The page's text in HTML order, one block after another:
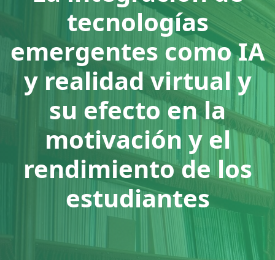
tecnologías
emergentes como IA
y realidad virtual y
su efecto en la
motivación y el
rendimiento de los
estudiantes